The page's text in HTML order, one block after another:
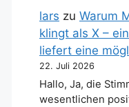
lars zu Warum
klingt als X –
liefert eine
22. Juli 2026
Hallo, Ja, die
wesentlichen